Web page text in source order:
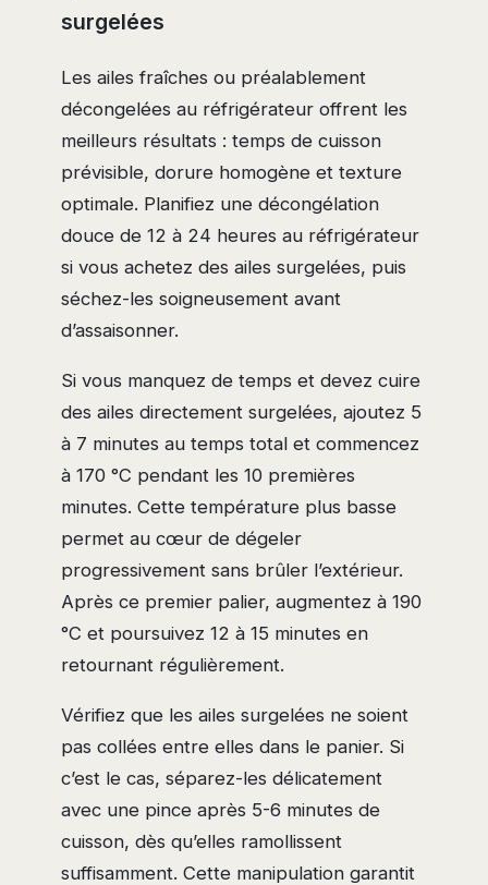
surgelées
Les ailes fraîches ou préalablement
décongelées au réfrigérateur offrent les
meilleurs résultats : temps de cuisson
prévisible, dorure homogène et texture
optimale. Planifiez une décongélation
douce de 12 à 24 heures au réfrigérateur
si vous achetez des ailes surgelées, puis
séchez-les soigneusement avant
d’assaisonner.
Si vous manquez de temps et devez cuire
des ailes directement surgelées, ajoutez 5
à 7 minutes au temps total et commencez
à 170 °C pendant les 10 premières
minutes. Cette température plus basse
permet au cœur de dégeler
progressivement sans brûler l’extérieur.
Après ce premier palier, augmentez à 190
°C et poursuivez 12 à 15 minutes en
retournant régulièrement.
Vérifiez que les ailes surgelées ne soient
pas collées entre elles dans le panier. Si
c’est le cas, séparez-les délicatement
avec une pince après 5-6 minutes de
cuisson, dès qu’elles ramollissent
suffisamment. Cette manipulation garantit